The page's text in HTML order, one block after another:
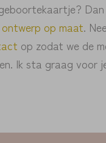
ontwerp op maat.
op zodat we de
Ik sta graag voor